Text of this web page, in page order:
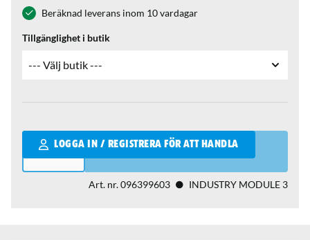
Beräknad leverans inom 10 vardagar
Tillgänglighet i butik
LOGGA IN / REGISTRERA FÖR ATT HANDLA
Qantity
Art. nr.096399603 INDUSTRY MODULE 3